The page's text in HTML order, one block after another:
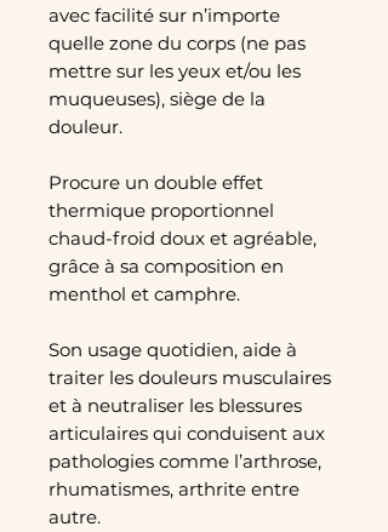
avec facilité sur n’importe
quelle zone du corps (ne pas
mettre sur les yeux et/ou les
muqueuses), siège de la
douleur.
Procure un double effet
thermique proportionnel
chaud-froid doux et agréable,
grâce à sa composition en
menthol et camphre.
Son usage quotidien, aide à
traiter les douleurs musculaires
et à neutraliser les blessures
articulaires qui conduisent aux
pathologies comme l’arthrose,
rhumatismes, arthrite entre
autre.